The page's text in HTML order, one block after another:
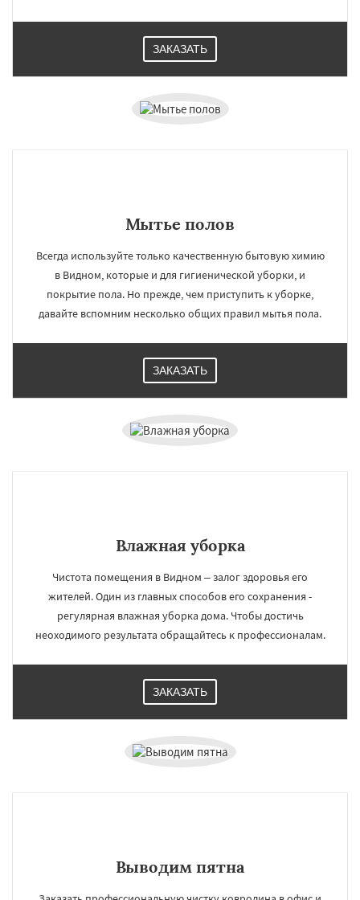
ЗАКАЗАТЬ
Мытье полов
Всегда используйте только качественную бытовую химию
в Видном, которые и для гигиенической уборки, и
покрытие пола. Но прежде, чем приступить к уборке,
давайте вспомним несколько общих правил мытья пола.
ЗАКАЗАТЬ
Влажная уборка
Чистота помещения в Видном – залог здоровья его
жителей. Один из главных способов его сохранения -
регулярная влажная уборка дома. Чтобы достичь
неоходимого результата обращайтесь к профессионалам.
ЗАКАЗАТЬ
Выводим пятна